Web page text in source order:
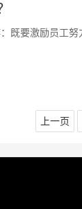
既要激励员工
上一页